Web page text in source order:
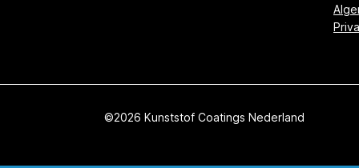
©2026 Kunststof Coatings Nederland